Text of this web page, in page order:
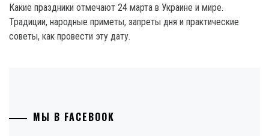
Какие праздники отмечают 24 марта в Украине и мире.
Традиции, народные приметы, запреты дня и практические
советы, как провести эту дату.
МЫ В FACEBOOK